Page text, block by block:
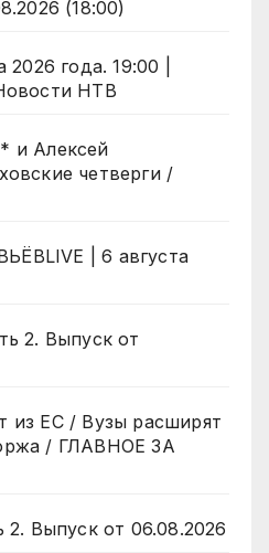
(18:00)
2026 года. 19:00 |
НТВ
и Алексей
четверги /
| 6 августа
2. Выпуск от
из ЕС / Вузы расширят
/ ГЛАВНОЕ ЗА
2. Выпуск от 06.08.2026